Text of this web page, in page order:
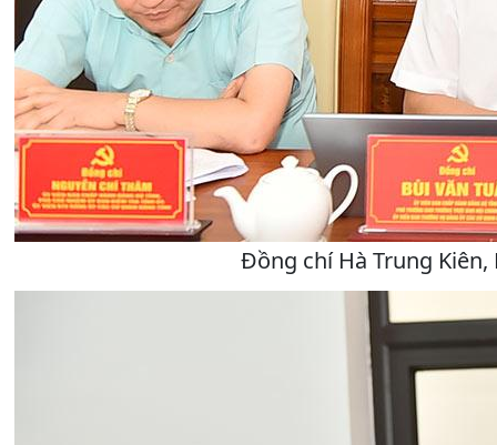
Đồng chí Hà Trung